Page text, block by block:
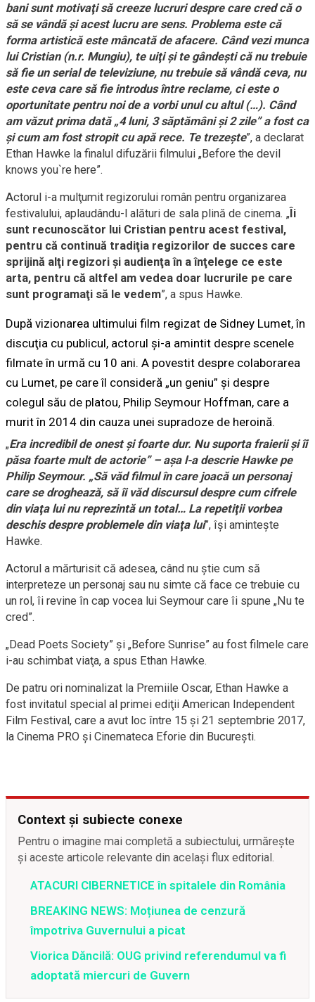
bani sunt motivaţi să creeze lucruri despre care cred că o
să se vândă şi acest lucru are sens. Problema este că
forma artistică este mâncată de afacere. Când vezi munca
lui Cristian (n.r. Mungiu), te uiţi şi te gândeşti că nu trebuie
să fie un serial de televiziune, nu trebuie să vândă ceva, nu
este ceva care să fie introdus între reclame, ci este o
oportunitate pentru noi de a vorbi unul cu altul (…). Când
am văzut prima dată „4 luni, 3 săptămâni şi 2 zile” a fost ca
şi cum am fost stropit cu apă rece. Te trezeşte”, a declarat
Ethan Hawke la finalul difuzării filmului „Before the devil
knows you`re here”.
Actorul i-a mulţumit regizorului român pentru organizarea
festivalului, aplaudându-l alături de sala plină de cinema. „Îi
sunt recunoscător lui Cristian pentru acest festival,
pentru că continuă tradiţia regizorilor de succes care
sprijină alţi regizori şi audienţa în a înţelege ce este
arta, pentru că altfel am vedea doar lucrurile pe care
sunt programaţi să le vedem”, a spus Hawke.
După vizionarea ultimului film regizat de Sidney Lumet, în
discuţia cu publicul, actorul şi-a amintit despre scenele
filmate în urmă cu 10 ani. A povestit despre colaborarea
cu Lumet, pe care îl consideră „un geniu” şi despre
colegul său de platou, Philip Seymour Hoffman, care a
murit în 2014 din cauza unei supradoze de heroină.
„Era incredibil de onest şi foarte dur. Nu suporta fraierii şi îi
păsa foarte mult de actorie” – aşa l-a descrie Hawke pe
Philip Seymour. „Să văd filmul în care joacă un personaj
care se droghează, să îi văd discursul despre cum cifrele
din viaţa lui nu reprezintă un total… La repetiţii vorbea
deschis despre problemele din viaţa lui”, îşi aminteşte
Hawke.
Actorul a mărturisit că adesea, când nu ştie cum să
interpreteze un personaj sau nu simte că face ce trebuie cu
un rol, îi revine în cap vocea lui Seymour care îi spune „Nu te
cred”.
„Dead Poets Society” şi „Before Sunrise” au fost filmele care
i-au schimbat viaţa, a spus Ethan Hawke.
De patru ori nominalizat la Premiile Oscar, Ethan Hawke a
fost invitatul special al primei ediţii American Independent
Film Festival, care a avut loc între 15 şi 21 septembrie 2017,
la Cinema PRO şi Cinemateca Eforie din Bucureşti.
Context și subiecte conexe
Pentru o imagine mai completă a subiectului, urmărește
și aceste articole relevante din același flux editorial.
ATACURI CIBERNETICE în spitalele din România
BREAKING NEWS: Moțiunea de cenzură
împotriva Guvernului a picat
Viorica Dăncilă: OUG privind referendumul va fi
adoptată miercuri de Guvern